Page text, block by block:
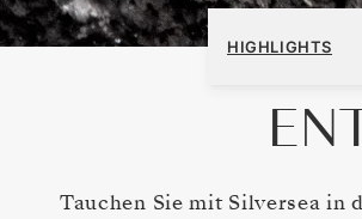
HIGHLIGHTS
Tauchen Sie mit Silversea in